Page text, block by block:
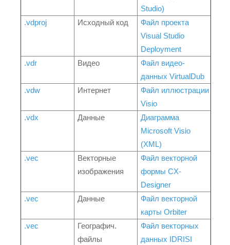
Studio)
.vdproj
Исходный код
Файл проекта
Visual Studio
Deployment
.vdr
Видео
Файл видео-
данных VirtualDub
.vdw
Интернет
Файл иллюстрации
Visio
.vdx
Данные
Диаграмма
Microsoft Visio
(XML)
.vec
Векторные
изображения
Файл векторной
формы CX-
Designer
.vec
Данные
Файл векторной
карты Orbiter
.vec
Географич.
файлы
Файл векторных
данных IDRISI